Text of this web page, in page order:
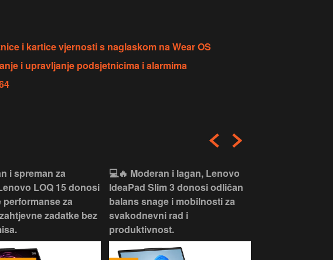
i kartice vjernosti s naglaskom na Wear OS
i upravljanje podsjetnicima i alarmima
i spreman za
LOQ 15 donosi
za
zadatke bez
💻🔥 Moderan i lagan, Lenovo
IdeaPad Slim 3 donosi odličan
balans snage i mobilnosti za
svakodnevni rad i
produktivnost.